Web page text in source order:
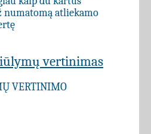
numatomą atliekamo
vertinimas
VERTINIMO